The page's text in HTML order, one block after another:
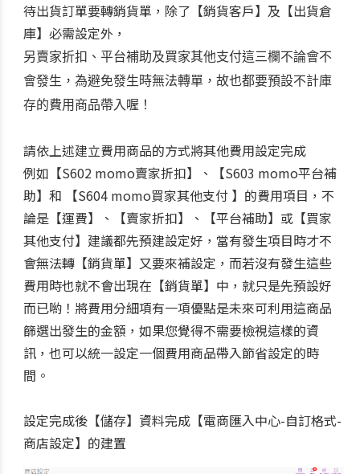
待出貨訂單要轉銷貨單，除了【銷貨客戶】及【出貨倉
庫】必需設定外，
另賣家折扣、平台補助及買家其他支付這三欄不論會不
會發生，為避免發生時無法轉單，故也都要預設不計庫
存的費用商品帶入喔！
請依上述建立費用商品的方式將其他費用設定完成
例如 【S602 momo賣家折扣】、
【S603 momo平台補
助】和 【S604 momo買家其他支付 】的費用項目，不
論是【運費】、【賣家折扣】、【平台補助】或【買家
其他支付】建議都先預建設定好，當有發生項目時才不
會無法轉【銷貨單】又要來補設定，而若沒有發生這些
費用時也就不會出現在【銷貨單】中，就只是先預設好
而已喲！將費用分細項有一項優點是未來可利用這商品
篩選出發生的金額，如果您覺得不需要檢視這樣的資
訊，也可以統一設定一個費用商品帶入節省設定的時
間。
設定完成後【儲存】資料完成【電商匯入中心-自訂格式-
商店設定】的建置